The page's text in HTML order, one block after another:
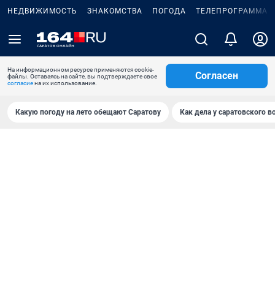
НЕДВИЖИМОСТЬ ЗНАКОМСТВА ПОГОДА ТЕЛЕПРОГРАММА
На информационном ресурсе применяются cookie-
файлы. Оставаясь на сайте, вы подтверждаете свое
согласиена их использование.
Согласен
Какую погоду на лето обещают Саратову Как дела у саратовского